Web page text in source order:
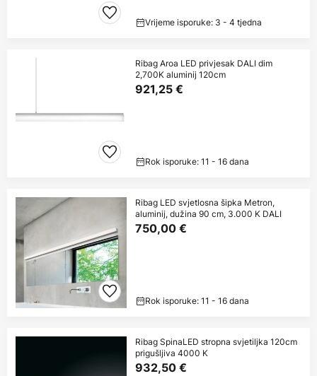
Vrijeme isporuke: 3 - 4 tjedna
Ribag Aroa LED privjesak DALI dim
2,700K aluminij 120cm
921,25 €
Rok isporuke: 11 - 16 dana
Ribag LED svjetlosna šipka Metron,
aluminij, dužina 90 cm, 3.000 K DALI
750,00 €
Rok isporuke: 11 - 16 dana
Ribag SpinaLED stropna svjetiljka 120cm
prigušljiva 4000 K
932,50 €